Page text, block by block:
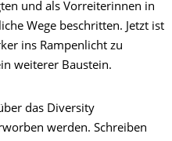
und als Vorreiterinnen in
Wege beschritten. Jetzt ist
ins Rampenlicht zu
weiterer Baustein.
das Diversity
werden. Schreiben